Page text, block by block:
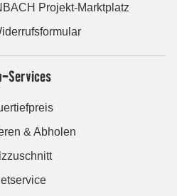
Projekt-Marktplatz
Services
& Abholen